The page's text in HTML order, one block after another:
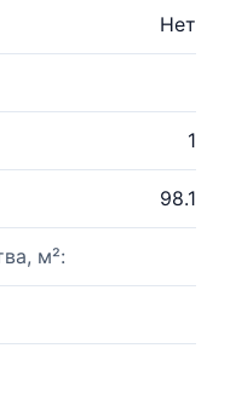
Нет
1
98.1
м²: